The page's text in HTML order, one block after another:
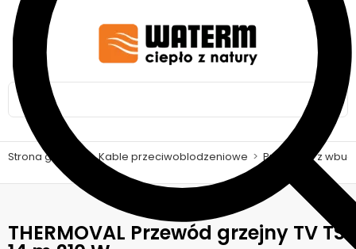
Strona główna > Kable przeciwoblodzeniowe > Przewody z
THERMOVAL Przewód grzejny TV TS